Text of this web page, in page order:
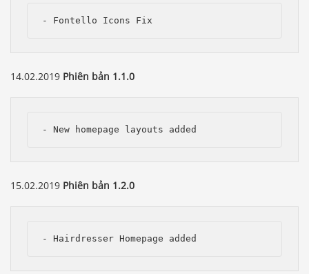
- Fontello Icons Fix
14.02.2019 Phiên bản 1.1.0
- New homepage layouts added
15.02.2019 Phiên bản 1.2.0
- Hairdresser Homepage added